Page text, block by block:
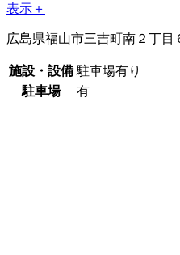
表示＋
広島県福山市三吉町南２丁目
施設・設備 駐車場有り
駐車場
有